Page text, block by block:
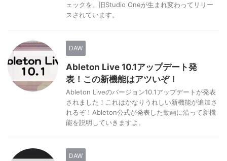
ェックを。旧Studio Oneが生まれ変わってリリー
スされています。
DAW
Ableton Live 10.1アップデート発
表！この新機能はアツいぞ！
Ableton Liveのバージョン10.1アップデートが発表
されました！これはかなりうれしい新機能が追加さ
れるぞ！Ableton公式が発表した動画に沿って新機
能を説明していきますよ。
DAW